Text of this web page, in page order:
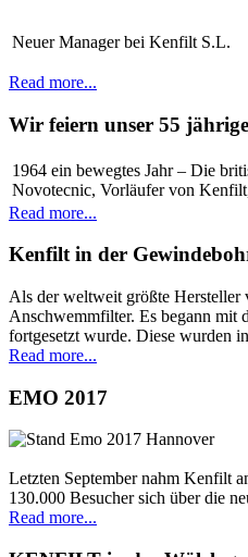
Neuer Manager bei Kenfilt S.L.
Read more...
Wir feiern unser 55
1964 ein bewegtes Jahr – Die
Novotecnic, Vorläufer von
Read more...
Kenfilt in der
Als der weltweit größte Hersteller
Anschwemmfilter. Es begann mit
fortgesetzt wurde. Diese wurden
Read more...
EMO 2017
Letzten September nahm Kenfilt
130.000 Besucher sich über die
Read more...